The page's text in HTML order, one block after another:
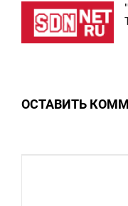
ОСТАВИТЬ